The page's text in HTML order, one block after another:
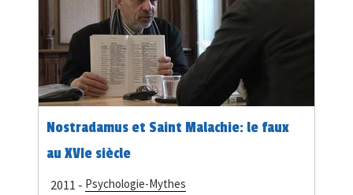
Nostradamus et Saint Malachie: le faux
au XVIe siècle
2011 - Psychologie-Mythes